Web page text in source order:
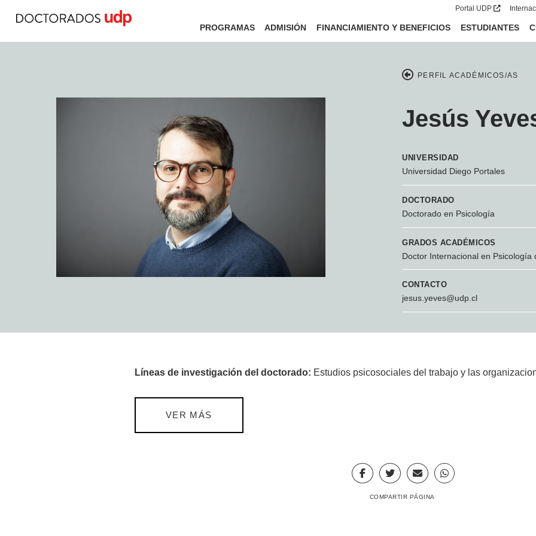
Portal UDP
PROGRAMAS ADMISIÓN FINANCIAMIENTO Y BENEFICIOS ESTUDIANTES
PERFIL ACADÉMICOS/AS
Jesús
UNIVERSIDAD
Universidad Diego Portales
DOCTORADO
Doctorado en Psicología
GRADOS ACADÉMICOS
Doctor Internacional en
CONTACTO
jesus.yeves@udp.cl
Líneas de investigación del doctorado: Estudios psicosociales del trabajo y las
VER MÁS
COMPARTIR PÁGINA